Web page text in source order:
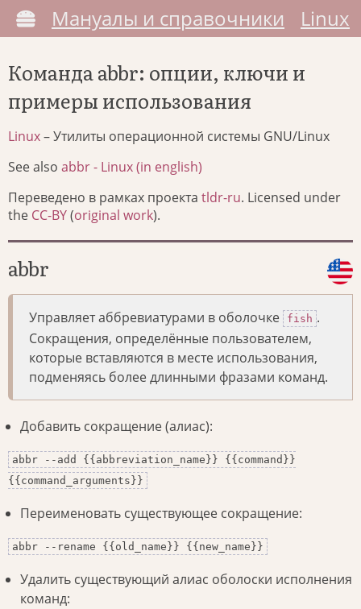
Мануалы и справочники Linux
Команда abbr: опции, ключи и
примеры использования
Linux– Утилиты операционной системы GNU/Linux
See also abbr - Linux (in english)
Переведено в рамках проекта tldr-ru. Licensed under
the CC-BY(original work).
abbr
Управляет аббревиатурами в оболочке fish .
Сокращения, определённые пользователем,
которые вставляются в месте использования,
подменяясь более длинными фразами команд.
Добавить сокращение (алиас):
abbr --add {{abbreviation_name}} {{command}}
{{command_arguments}}
Переименовать существующее сокращение:
abbr --rename {{old_name}} {{new_name}}
Удалить существующий алиас оболоски исполнения
команд: